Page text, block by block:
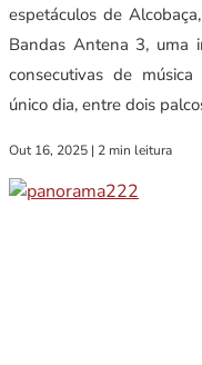
espetáculos de
Bandas Antena 3, uma
consecutivas de
único dia, entre dois
Out 16, 2025 | 2 min leitura